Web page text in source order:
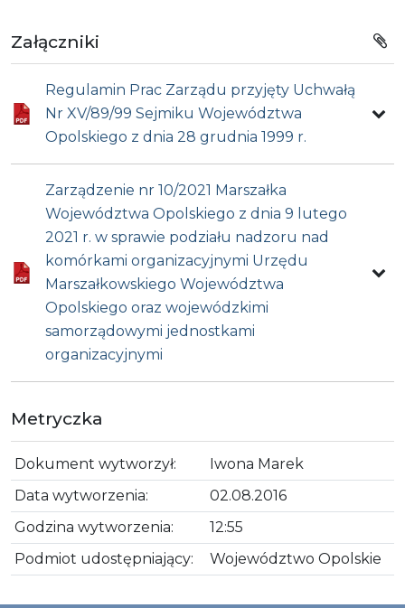
Załączniki
Regulamin Prac Zarządu przyjęty Uchwałą
Nr XV/89/99 Sejmiku Województwa
Opolskiego z dnia 28 grudnia 1999 r.
Zarządzenie nr 10/2021 Marszałka
Województwa Opolskiego z dnia 9 lutego
2021 r. w sprawie podziału nadzoru nad
komórkami organizacyjnymi Urzędu
Marszałkowskiego Województwa
Opolskiego oraz wojewódzkimi
samorządowymi jednostkami
organizacyjnymi
Metryczka
Dokument wytworzył:
Iwona Marek
Data wytworzenia:
02.08.2016
Godzina wytworzenia:
12:55
Podmiot udostępniający:
Województwo Opolskie